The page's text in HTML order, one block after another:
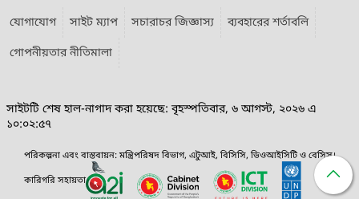
যোগাযোগ সাইট ম্যাপ সচারাচর জিজ্ঞাস্য
ব্যবহারের শর্তাবলি
গোপনীয়তার নীতিমালা
সাইটটি শেষ হাল-নাগাদ করা হয়েছে: বৃহস্পতিবার, ৬ আগস্ট, ২০২৬ এ
১০:০২:৫৭
পরিকল্পনা এবং বাস্তবায়ন: মন্ত্রিপরিষদ বিভাগ, এটুআই, বিসিসি, ডিওআইসিটি ও বেসিস।
কারিগরি সহায়তা